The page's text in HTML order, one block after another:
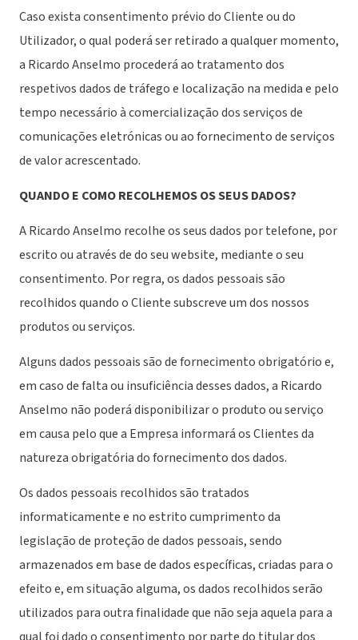
Caso exista consentimento prévio do Cliente ou do
Utilizador, o qual poderá ser retirado a qualquer momento,
a Ricardo Anselmo procederá ao tratamento dos
respetivos dados de tráfego e localização na medida e pelo
tempo necessário à comercialização dos serviços de
comunicações eletrónicas ou ao fornecimento de serviços
de valor acrescentado.
QUANDO E COMO RECOLHEMOS OS SEUS DADOS?
A Ricardo Anselmo recolhe os seus dados por telefone, por
escrito ou através de do seu website, mediante o seu
consentimento. Por regra, os dados pessoais são
recolhidos quando o Cliente subscreve um dos nossos
produtos ou serviços.
Alguns dados pessoais são de fornecimento obrigatório e,
em caso de falta ou insuficiência desses dados, a Ricardo
Anselmo não poderá disponibilizar o produto ou serviço
em causa pelo que a Empresa informará os Clientes da
natureza obrigatória do fornecimento dos dados.
Os dados pessoais recolhidos são tratados
informaticamente e no estrito cumprimento da
legislação de proteção de dados pessoais, sendo
armazenados em base de dados específicas, criadas para o
efeito e, em situação alguma, os dados recolhidos serão
utilizados para outra finalidade que não seja aquela para a